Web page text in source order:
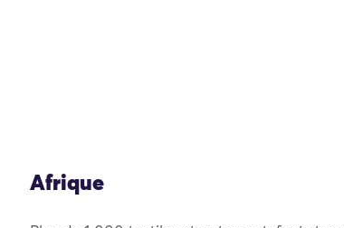
Afrique